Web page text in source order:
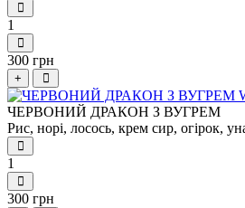
1
300 грн
+
ЧЕРВОНИЙ ДРАКОН З ВУГРЕМ
Рис, норі, лосось, крем сир, огірок,
1
300 грн